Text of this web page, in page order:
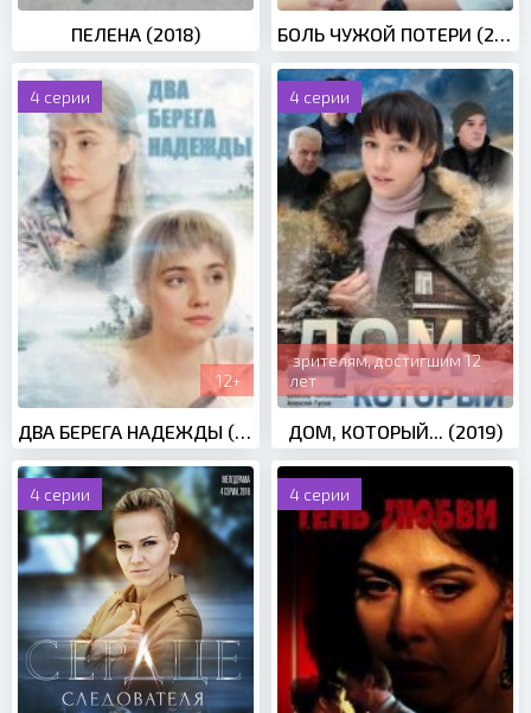
ПЕЛЕНА (2018)
4 серии
12+
ДВА БЕРЕГА НАДЕЖДЫ (2019)
4 серии
зрителям, достигшим 12
лет
ДОМ, КОТОРЫЙ... (2019)
4 серии 4 серии